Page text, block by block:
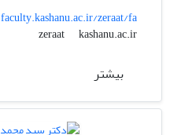
faculty.kashanu.ac.ir/zeraat/fa
zeraat
kashanu.ac.ir
بیشتر